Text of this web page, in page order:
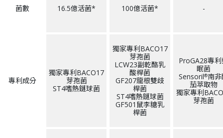
菌數
專利成分
16.5億活菌* 100億活菌* -
獨家專利BACO17
芽孢菌
ST4嗜熱鏈球菌
獨家專利BACO17
芽孢菌
LCW23副乾酪乳
酸桿菌
GF207龍根雙歧
桿菌
ST4嗜熱鏈球菌
GF501鼠李糖乳
桿菌
ProGA28專
眠菌
Sensoril®南
茄萃取物
獨家專利
芽孢菌